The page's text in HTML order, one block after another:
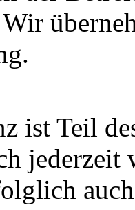
ist Teil
jederzeit